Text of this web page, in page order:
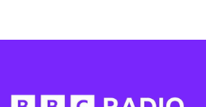
Radio Scotland na verdwijnen van